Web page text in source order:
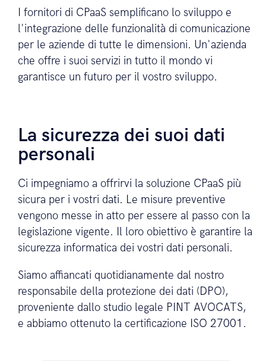
I fornitori di CPaaS semplificano lo sviluppo e
l'integrazione delle funzionalità di comunicazione
per le aziende di tutte le dimensioni. Un'azienda
che offre i suoi servizi in tutto il mondo vi
garantisce un futuro per il vostro sviluppo.
La sicurezza dei suoi dati
personali
Ci impegniamo a offrirvi la soluzione CPaaS più
sicura per i vostri dati. Le misure preventive
vengono messe in atto per essere al passo con la
legislazione vigente. Il loro obiettivo è garantire la
sicurezza informatica dei vostri dati personali.
Siamo affiancati quotidianamente dal nostro
responsabile della protezione dei dati (DPO),
proveniente dallo studio legale PINT AVOCATS,
e abbiamo ottenuto la certificazione ISO 27001.